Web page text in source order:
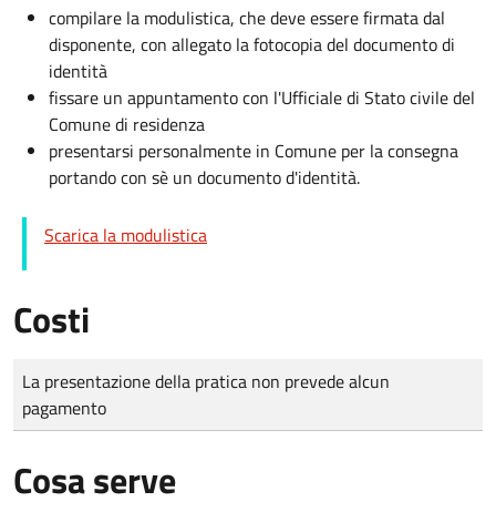
compilare la modulistica, che deve essere firmata dal
disponente, con allegato la fotocopia del documento di
identità
fissare un appuntamento con l'Ufficiale di Stato civile del
Comune di residenza
presentarsi personalmente in Comune per la consegna
portando con sè un documento d'identità.
Scarica la modulistica
Costi
Tipo di pagamento
Importo
La presentazione della pratica non prevede alcun
pagamento
Cosa serve